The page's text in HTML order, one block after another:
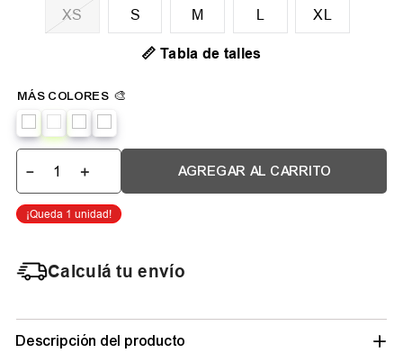
XS M L XL
📏 Tabla de talles
＋
－ AGREGAR AL CARRITO
Calculá tu envío
Descripción del producto